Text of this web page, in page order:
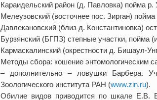
Караидельский район (д. Павловка) пойма
Мелеузовский (восточнее пос. Зирган)
Давлекановский (близ д. Константиновка)
Бурзянский (БГПЗ) степные участки, пойма
Кармаскалинский (окрестности д. Бишаул-
Методы сбора: кошение энтомологическим
– дополнительно – ловушки Барбера.
Зоологического института РАН (www.zin.ru).
Обилие видов приводится по шкале Е.В.